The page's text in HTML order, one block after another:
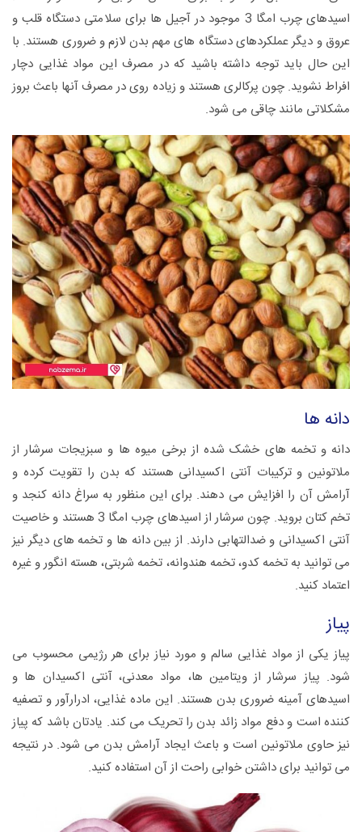
اسیدهای چرب امگا 3 موجود در آجیل ها برای سلامتی دستگاه قلب و
عروق و دیگر عملکردهای دستگاه های مهم بدن لازم و ضروری هستند. با
این حال باید توجه داشته باشید که در مصرف این مواد غذایی دچار
افراط نشوید. چون پرکالری هستند و زیاده روی در مصرف آنها باعث بروز
مشکلاتی مانند چاقی می شود.
دانه ها
دانه و تخمه های خشک شده از برخی میوه ها و سبزیجات سرشار از
ملاتونین و ترکیبات آنتی اکسیدانی هستند که بدن را تقویت کرده و
آرامش آن را افزایش می دهند. برای این منظور به سراغ دانه کنجد و
تخم کتان بروید. چون سرشار از اسیدهای چرب امگا 3 هستند و خاصیت
آنتی اکسیدانی و ضدالتهابی دارند. از بین دانه ها و تخمه های دیگر نیز
می توانید به تخمه کدو، تخمه هندوانه، تخمه شربتی، هسته انگور و غیره
اعتماد کنید.
پیاز
پیاز یکی از مواد غذایی سالم و مورد نیاز برای هر رژیمی محسوب می
شود. پیاز سرشار از ویتامین ها، مواد معدنی، آنتی اکسیدان ها و
اسیدهای آمینه ضروری بدن هستند. این ماده غذایی، ادرارآور و تصفیه
کننده است و دفع مواد زائد بدن را تحریک می کند. یادتان باشد که پیاز
نیز حاوی ملاتونین است و باعث ایجاد آرامش بدن می شود. در نتیجه
می توانید برای داشتن خوابی راحت از آن استفاده کنید.